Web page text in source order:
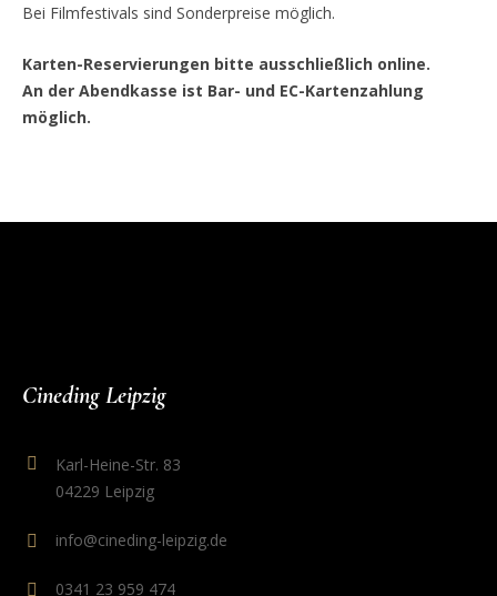
Bei Filmfestivals sind Sonderpreise möglich.
Karten-Reservierungen bitte ausschließlich online.
An der Abendkasse ist Bar- und EC-Kartenzahlung
möglich.
Cineding Leipzig
Karl-Heine-Str. 83
04229 Leipzig
info@cineding-leipzig.de
0341 23 959 474